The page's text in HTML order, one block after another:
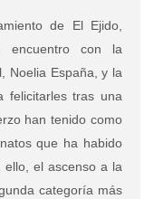
de El Ejido,
encuentro con la
Noelia España, y la
felicitarles tras una
han tenido como
que ha habido
el ascenso a la
categoría más